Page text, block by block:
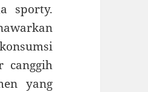
sporty.
canggih
yang